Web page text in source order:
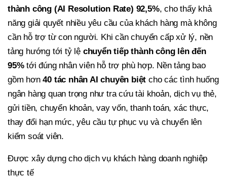
thành công (AI Resolution Rate) 92,5%, cho thấy khả
năng giải quyết nhiều yêu cầu của khách hàng mà không
cần hỗ trợ từ con người. Khi cần chuyển cấp xử lý, nền
tảng hướng tới tỷ lệ chuyển tiếp thành công lên đến
95%tới đúng nhân viên hỗ trợ phù hợp. Nền tảng bao
gồm hơn40 tác nhân AI chuyên biệt cho các tình huống
ngân hàng quan trọng như tra cứu tài khoản, dịch vụ thẻ,
gửi tiền, chuyển khoản, vay vốn, thanh toán, xác thực,
thay đổi hạn mức, yêu cầu tự phục vụ và chuyển lên
kiểm soát viên.
Được xây dựng cho dịch vụ khách hàng doanh nghiệp
thực tế